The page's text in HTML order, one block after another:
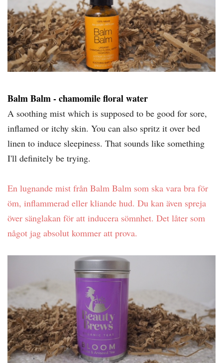
Balm Balm - chamomile floral water
A soothing mist which is supposed to be good for sore,
inflamed or itchy skin. You can also spritz it over bed
linen to induce sleepiness. That sounds like something
I'll definitely be trying.
En lugnande mist från Balm Balm som ska vara bra för
öm, inflammerad eller kliande hud. Du kan även spreja
över sänglakan för att inducera sömnhet. Det låter som
något jag absolut kommer att prova.